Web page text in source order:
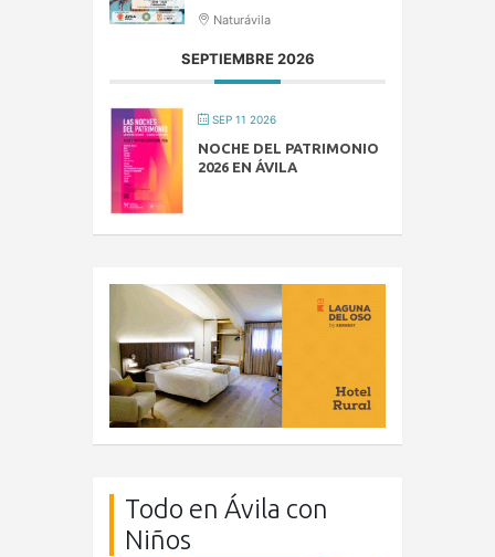
Naturávila
SEPTIEMBRE 2026
SEP 11 2026
NOCHE DEL PATRIMONIO
2026 EN ÁVILA
Todo en Ávila con
Niños